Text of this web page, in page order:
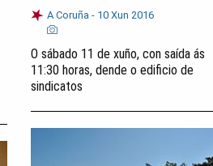
A Coruña - 10 Xun 2016
O sábado 11 de xuño, con saída ás
11:30 horas, dende o edificio de
sindicatos